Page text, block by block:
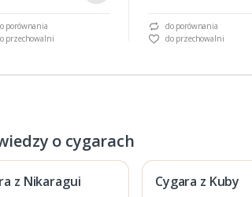
porównania
przechowalni
do porównania
do przechowalni
o cygarach
z Nikaragui Cygara z Kuby